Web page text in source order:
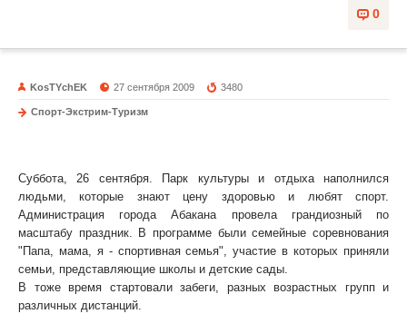
0
KosTYchEK 27 сентября 2009 3480
Спорт-Экстрим-Туризм
Суббота, 26 сентября. Парк культуры и отдыха наполнился
людьми, которые знают цену здоровью и любят спорт.
Администрация города Абакана провела грандиозный по
масштабу праздник. В программе были семейные соревнования
"Папа, мама, я - спортивная семья", участие в которых приняли
семьи, представляющие школы и детские сады.
В тоже время стартовали забеги, разных возрастных групп и
различных дистанций.